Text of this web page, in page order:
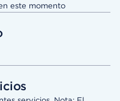
este momento